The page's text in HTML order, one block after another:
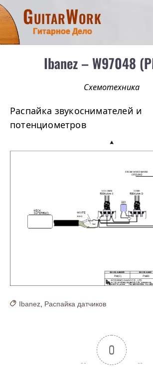
GuitarWork
Гитарное Дело
Ibanez – W97048
Схемотехника
Распайка звукоснимателей и
потенциометров
Ibanez Распайка датчиков
0